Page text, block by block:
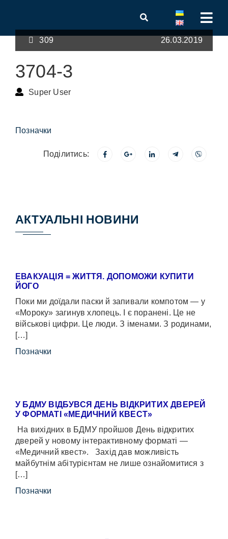
309 26.03.2019
3704-3
Super User
Позначки
Поділитись:
АКТУАЛЬНІ НОВИНИ
ЕВАКУАЦІЯ = ЖИТТЯ. ДОПОМОЖИ КУПИТИ
ЙОГО
Поки ми доїдали паски й запивали компотом — у
«Мороку» загинув хлопець. І є поранені. Це не
військові цифри. Це люди. З іменами. З родинами,
[…]
Позначки
У БДМУ ВІДБУВСЯ ДЕНЬ ВІДКРИТИХ ДВЕРЕЙ
У ФОРМАТІ «МЕДИЧНИЙ КВЕСТ»
На вихідних в БДМУ пройшов День відкритих
дверей у новому інтерактивному форматі —
«Медичний квест». Захід дав можливість
майбутнім абітурієнтам не лише ознайомитися з
[…]
Позначки